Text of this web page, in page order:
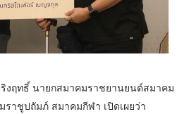
งฤทธิ์ นายกสมาคมราชยานยนต์สมาคม
ราชูปถัมภ์ สมาคมกีฬา เปิดเผยว่า